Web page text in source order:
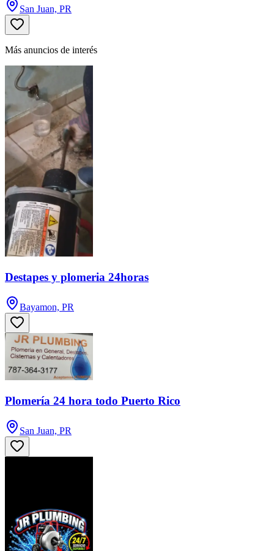
San Juan, PR
Más anuncios de interés
Destapes y plomeria 24horas
Bayamon, PR
Plomería 24 hora todo Puerto Rico
San Juan, PR